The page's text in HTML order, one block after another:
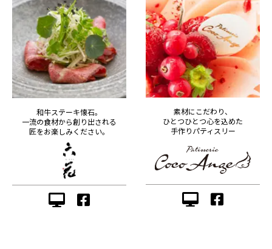
和牛ステーキ懐石。
一流の食材から創り出される
匠をお楽しみください。
素材にこだわり、
ひとつひとつ心を込めた
手作りパティスリー